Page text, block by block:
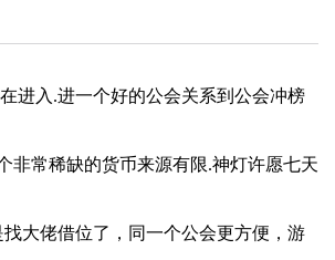
进入.进一个好的公会关系到公会冲榜
非常稀缺的货币来源有限.神灯许愿七天
大佬借位了，同一个公会更方便，游